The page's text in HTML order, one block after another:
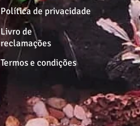
Política de privacidade
Livro de
reclamações
Termos e condições